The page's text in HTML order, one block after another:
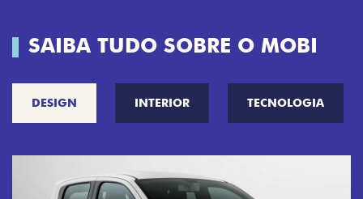
SAIBA TUDO SOBRE O MOBI
DESIGN INTERIOR TECNOLOGIA